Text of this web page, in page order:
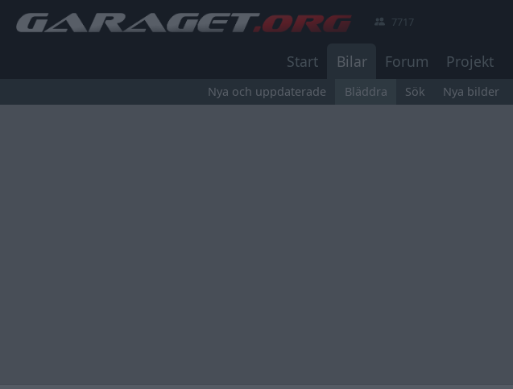
7717
Start Bilar Forum Projekt
Nya och uppdaterade Bläddra Sök Nya bilder